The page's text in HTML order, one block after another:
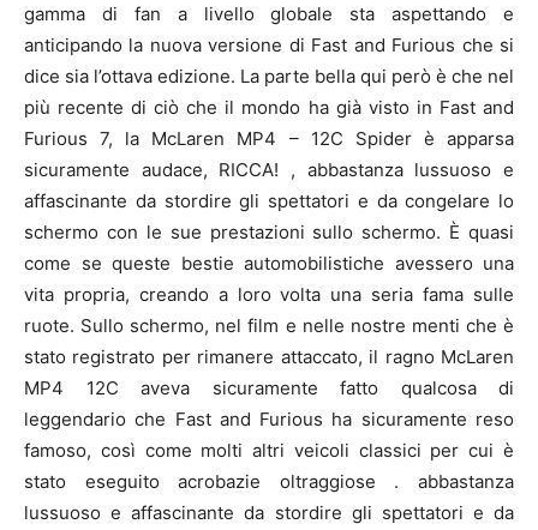
gamma di fan a livello globale sta aspettando e
anticipando la nuova versione di Fast and Furious che si
dice sia l’ottava edizione. La parte bella qui però è che nel
più recente di ciò che il mondo ha già visto in Fast and
Furious 7, la McLaren MP4 – 12C Spider è apparsa
sicuramente audace, RICCA! , abbastanza lussuoso e
affascinante da stordire gli spettatori e da congelare lo
schermo con le sue prestazioni sullo schermo. È quasi
come se queste bestie automobilistiche avessero una
vita propria, creando a loro volta una seria fama sulle
ruote. Sullo schermo, nel film e nelle nostre menti che è
stato registrato per rimanere attaccato, il ragno McLaren
MP4 12C aveva sicuramente fatto qualcosa di
leggendario che Fast and Furious ha sicuramente reso
famoso, così come molti altri veicoli classici per cui è
stato eseguito acrobazie oltraggiose . abbastanza
lussuoso e affascinante da stordire gli spettatori e da